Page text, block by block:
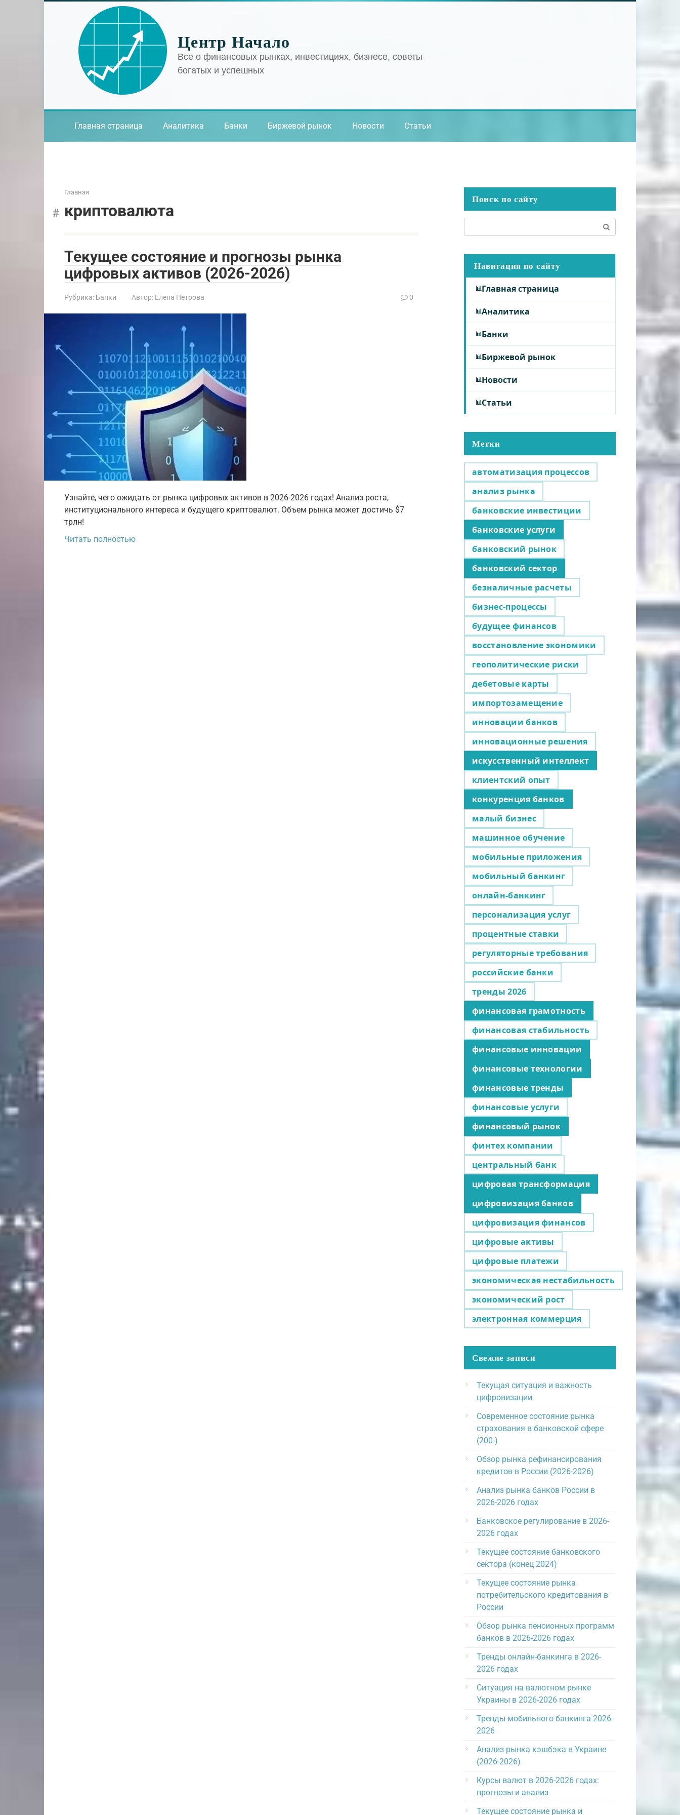
Центр Начало
Все о финансовых рынках, инвестициях, бизнесе, советы
богатых и успешных
Главная страница Аналитика Банки Биржевой рынок Новости Статьи
Главная
криптовалюта
Текущее состояние и прогнозы рынка
цифровых активов (2026-2026)
Рубрика: Банки Автор: Елена Петрова 0
Узнайте, чего ожидать от рынка цифровых активов в 2026-2026 годах! Анализ роста,
институционального интереса и будущего криптовалют. Объем рынка может достичь $7
трлн!
Читать полностью
Поиск по сайту
Навигация по сайту
Главная страница
Аналитика
Банки
Биржевой рынок
Новости
Статьи
Метки
автоматизация процессов
анализ рынка
банковские инвестиции
банковские услуги
банковский рынок
банковский сектор
безналичные расчеты
бизнес-процессы
будущее финансов
восстановление экономики
геополитические риски
дебетовые карты
импортозамещение
инновации банков
инновационные решения
искусственный интеллект
клиентский опыт
конкуренция банков
малый бизнес
машинное обучение
мобильные приложения
мобильный банкинг
онлайн-банкинг
персонализация услуг
процентные ставки
регуляторные требования
российские банки
тренды 2026
финансовая грамотность
финансовая стабильность
финансовые инновации
финансовые технологии
финансовые тренды
финансовые услуги
финансовый рынок
финтех компании
центральный банк
цифровая трансформация
цифровизация банков
цифровизация финансов
цифровые активы
цифровые платежи
экономическая нестабильность
экономический рост
электронная коммерция
Свежие записи
Текущая ситуация и важность
цифровизации
Современное состояние рынка
страхования в банковской сфере
(200-)
Обзор рынка рефинансирования
кредитов в России (2026-2026)
Анализ рынка банков России в
2026-2026 годах
Банковское регулирование в 2026-
2026 годах
Текущее состояние банковского
сектора (конец 2024)
Текущее состояние рынка
потребительского кредитования в
России
Обзор рынка пенсионных программ
банков в 2026-2026 годах
Тренды онлайн-банкинга в 2026-
2026 годах
Ситуация на валютном рынке
Украины в 2026-2026 годах
Тренды мобильного банкинга 2026-
2026
Анализ рынка кэшбэка в Украине
(2026-2026)
Курсы валют в 2026-2026 годах:
прогнозы и анализ
Текущее состояние рынка и